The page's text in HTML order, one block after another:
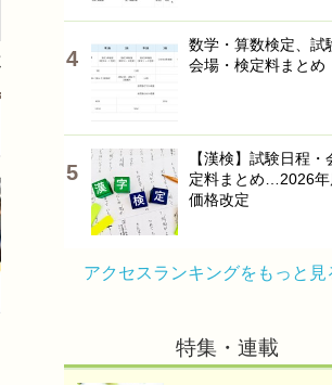
数学・算数検定、試
会場・検定料まとめ
【漢検】試験日程・
定料まとめ…2026年
価格改定
アクセスランキングをもっと見
特集・連載